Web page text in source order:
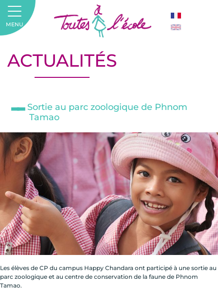
ACTUALITÉS
Sortie au parc zoologique de Phnom
Tamao
Les élèves de CP du campus Happy Chandara ont participé à une sortie au
parc zoologique et au centre de conservation de la faune de Phnom
Tamao.
MENU